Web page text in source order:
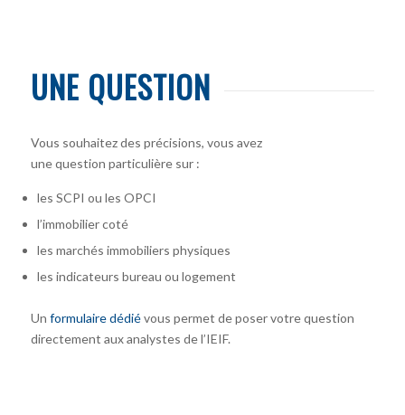
UNE QUESTION
Vous souhaitez des précisions, vous avez
une question particulière sur :
les SCPI ou les OPCI
l’immobilier coté
les marchés immobiliers physiques
les indicateurs bureau ou logement
Un formulaire dédiévous permet de poser votre question
directement aux analystes de l’IEIF.